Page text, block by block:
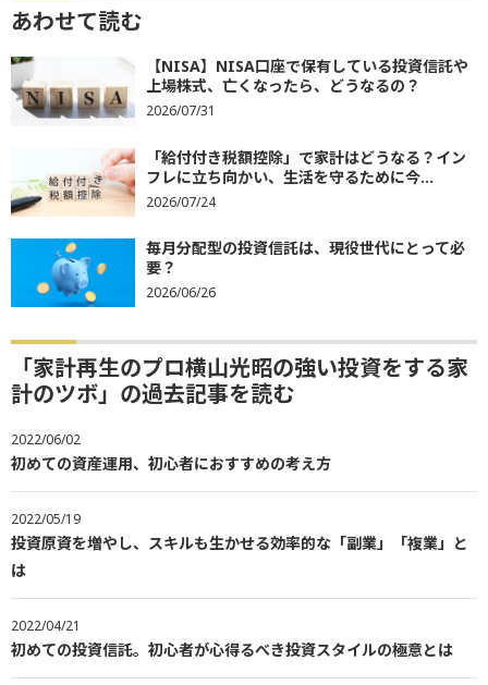
あわせて読む
【NISA】NISA口座で保有している投資信託や
上場株式、亡くなったら、どうなるの？
2026/07/31
「給付付き税額控除」で家計はどうなる？イン
フレに立ち向かい、生活を守るために今...
2026/07/24
毎月分配型の投資信託は、現役世代にとって必
要？
2026/06/26
「家計再生のプロ横山光昭の強い投資をする家
計のツボ」の過去記事を読む
2022/06/02
初めての資産運用、初心者におすすめの考え方
2022/05/19
投資原資を増やし、スキルも生かせる効率的な「副業」「複業」と
は
2022/04/21
初めての投資信託。初心者が心得るべき投資スタイルの極意とは